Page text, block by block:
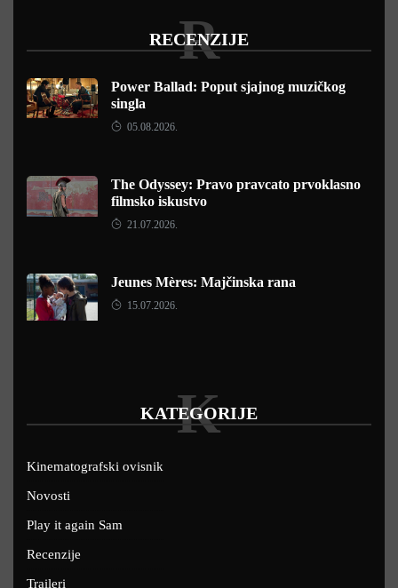
RECENZIJE
R
Power Ballad: Poput sjajnog muzičkog
singla
05.08.2026.
The Odyssey: Pravo pravcato prvoklasno
filmsko iskustvo
21.07.2026.
Jeunes Mères: Majčinska rana
15.07.2026.
KATEGORIJE
K
Kinematografski ovisnik
Novosti
Play it again Sam
Recenzije
Traileri